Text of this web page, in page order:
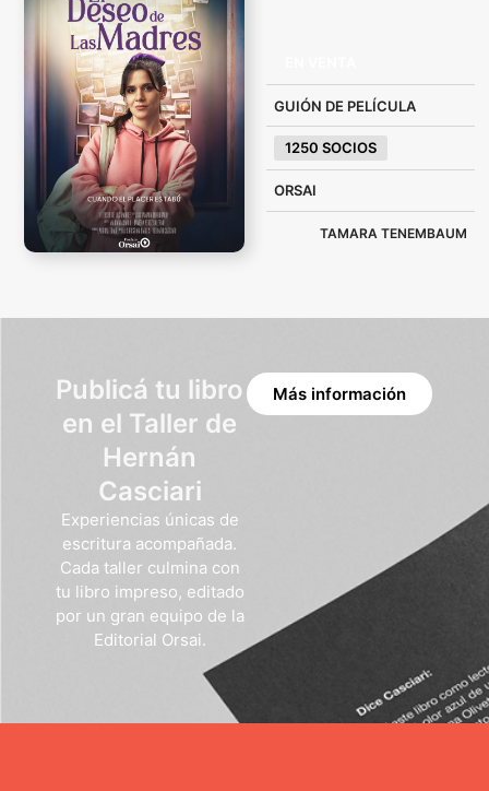
GUIÓN DE PELÍCULA
1250 SOCIOS
ORSAI
TAMARA TENEMBAUM
Publicá tu libro
en el Taller de
Hernán
Casciari
Experiencias únicas de
escritura acompañada.
Cada taller culmina con
tu libro impreso, editado
por un gran equipo de la
Editorial Orsai.
Más información